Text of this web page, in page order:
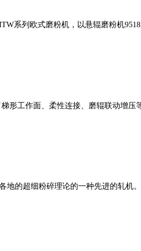
系列欧式磨粉机，以悬辊磨粉机
形工作面、柔性连接、磨辊联动增压
的超细粉碎理论的一种先进的轧机